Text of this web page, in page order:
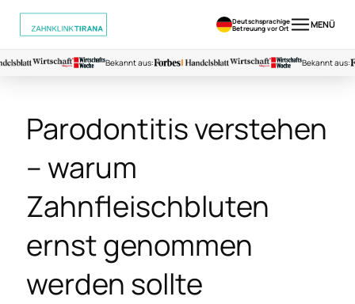
Deutschsprachige
Betreuung vor Ort
MENÜ
Bekannt aus: Bekannt aus:
Parodontitis verstehen
– warum
Zahnfleischbluten
ernst genommen
werden sollte